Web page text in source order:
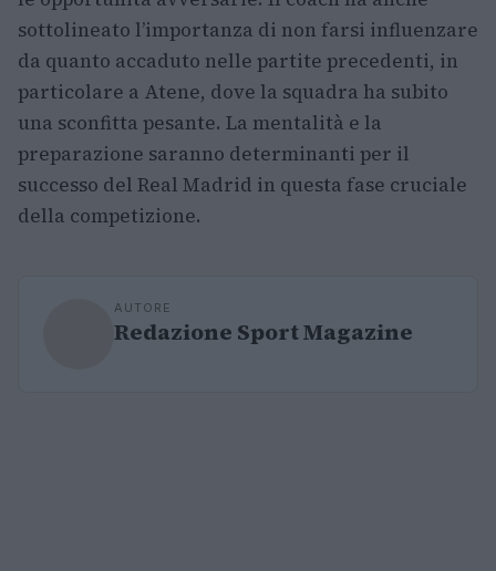
sottolineato l’importanza di non farsi influenzare
da quanto accaduto nelle partite precedenti, in
particolare a Atene, dove la squadra ha subito
una sconfitta pesante. La mentalità e la
preparazione saranno determinanti per il
successo del Real Madrid in questa fase cruciale
della competizione.
AUTORE
Redazione Sport Magazine